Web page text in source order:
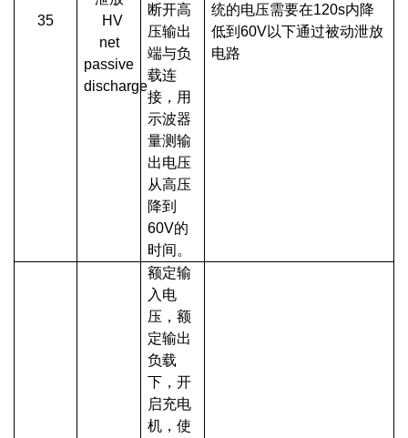
35
HV
net
passive
discharge
断开高
压输出
端与负
载连
接，用
示波器
量测输
出电压
从高压
降到
60V的
时间。
统的电压需要在120s内降
低到60V以下通过被动泄放
电路
额定输
入电
压，额
定输出
负载
下，开
启充电
机，使